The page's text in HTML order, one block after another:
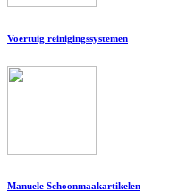
Voertuig reinigingssystemen
Manuele Schoonmaakartikelen